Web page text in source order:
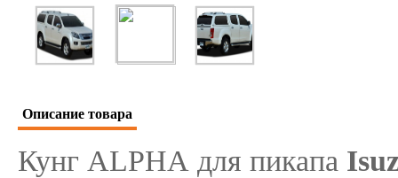
Описание товара
Кунг ALPHA для пикапа